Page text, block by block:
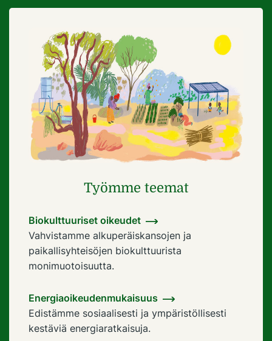
Työmme teemat
Biokulttuuriset oikeudet
Vahvistamme alkuperäiskansojen ja
paikallisyhteisöjen biokulttuurista
monimuotoisuutta.
Energiaoikeudenmukaisuus
Edistämme sosiaalisesti ja ympäristöllisesti
kestäviä energiaratkaisuja.